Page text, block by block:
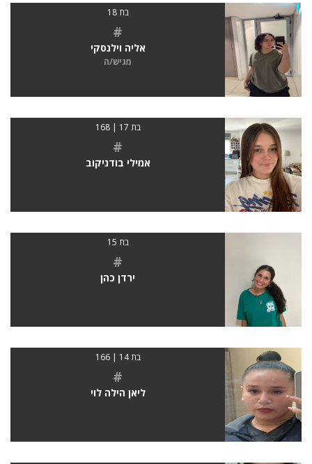
בת 18
#
אליה וילנסקי
מגיש/ה
בת 17 | 168
#
אמילי בודניקוב
בת 15
#
ירדן כהן
בת 14 | 166
#
ליאן הילה לוי